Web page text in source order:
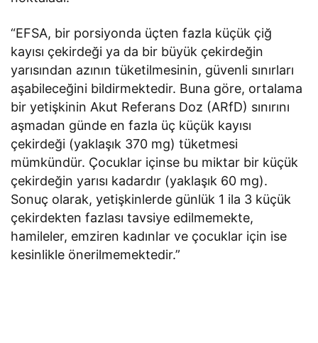
“EFSA, bir porsiyonda üçten fazla küçük çiğ
kayısı çekirdeği ya da bir büyük çekirdeğin
yarısından azının tüketilmesinin, güvenli sınırları
aşabileceğini bildirmektedir. Buna göre, ortalama
bir yetişkinin Akut Referans Doz (ARfD) sınırını
aşmadan günde en fazla üç küçük kayısı
çekirdeği (yaklaşık 370 mg) tüketmesi
mümkündür. Çocuklar içinse bu miktar bir küçük
çekirdeğin yarısı kadardır (yaklaşık 60 mg).
Sonuç olarak, yetişkinlerde günlük 1 ila 3 küçük
çekirdekten fazlası tavsiye edilmemekte,
hamileler, emziren kadınlar ve çocuklar için ise
kesinlikle önerilmemektedir.”